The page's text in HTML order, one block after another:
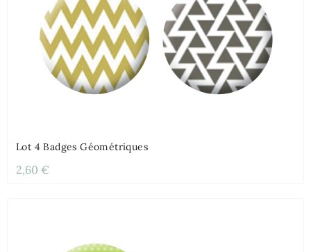
Lot 4 Badges Géométriques
2,60 €